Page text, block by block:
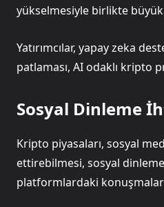
yükselmesiyle birlikte
Yatırımcılar, yapay zeka
patlaması, AI odaklı kripto
Sosyal Dinleme
Kripto piyasaları, sosyal
ettirebilmesi, sosyal
platformlardaki